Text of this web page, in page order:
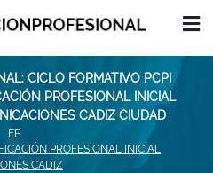
CICLO FORMATIVO PCPI
PROFESIONAL INICIAL
CADIZ CIUDAD
FP
PROFESIONAL INICIAL
CADIZ